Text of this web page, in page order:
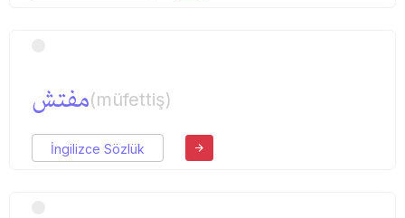
مفتش(müfettiş)
İngilizce Sözlük